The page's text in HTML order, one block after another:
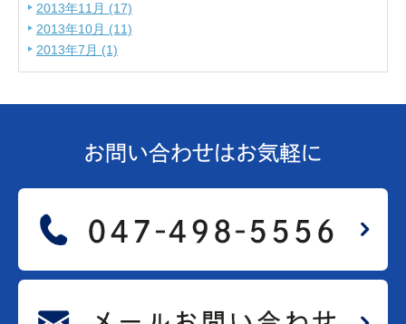
2013年11月 (17)
2013年10月 (11)
2013年7月 (1)
お問い合わせはお気軽に